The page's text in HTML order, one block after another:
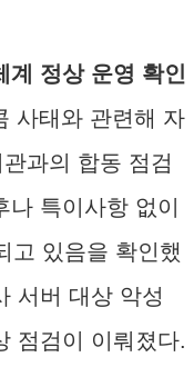
정상 운영 확인
사태와 관련해 자
과의 합동 점검
특이사항 없이
고 있음을 확인했
서버 대상 악성
점검이 이뤄졌다.